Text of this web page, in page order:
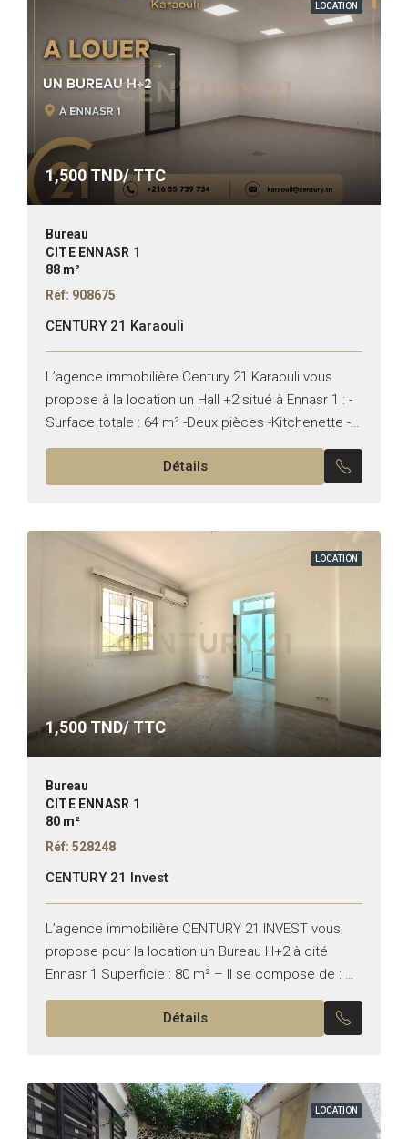
LOCATION
1,500 TND/ TTC
Bureau
CITE ENNASR 1
88 m²
Réf: 908675
CENTURY 21 Karaouli
L’agence immobilière Century 21 Karaouli vous
propose à la location un Hall +2 situé à Ennasr 1 : -
Surface totale : 64 m² -Deux pièces -Kitchenette -
Point d’eau -Climatisation centrale chaud /...
Détails
LOCATION
1,500TND/ TTC
Bureau
CITE ENNASR 1
80 m²
Réf: 528248
CENTURY 21 Invest
L’agence immobilière CENTURY 21 INVEST vous
propose pour la location un Bureau H+2 à cité
Ennasr 1 Superficie : 80 m² – Il se compose de : –
Un accueil – Deux...
Détails
LOCATION